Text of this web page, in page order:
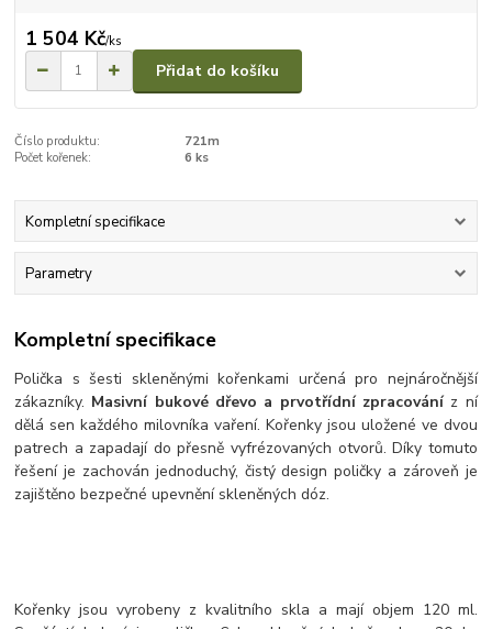
1 504 Kč/ks
Přidat do košíku
Číslo produktu:
721m
Počet kořenek:
6 ks
Kompletní specifikace
Parametry
Kompletní specifikace
Polička s šesti skleněnými kořenkami určená pro nejnáročnější
zákazníky. Masivní bukové dřevo a prvotřídní zpracováníz ní
dělá sen každého milovníka vaření. Kořenky jsou uložené ve dvou
patrech a zapadají do přesně vyfrézovaných otvorů. Díky tomuto
řešení je zachován jednoduchý, čistý design poličky a zároveň je
zajištěno bezpečné upevnění skleněných dóz.
Kořenky jsou vyrobeny z kvalitního skla a mají objem 120 ml.